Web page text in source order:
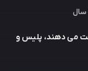
می دهند، پلیس و